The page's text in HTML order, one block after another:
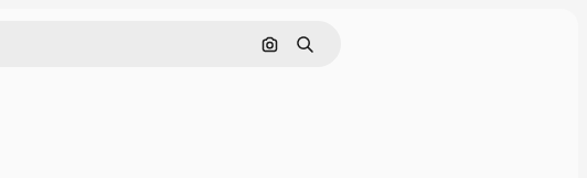
Поиск по изображению
Поиск